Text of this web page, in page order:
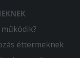
éttermeknek